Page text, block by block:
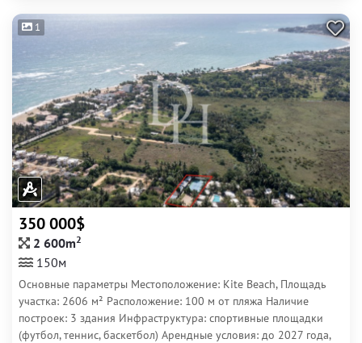
1
350 000$
2 600m2
150м
Основные параметры Местоположение: Kite Beach, Площадь
участка: 2606 м² Расположение: 100 м от пляжа Наличие
построек: 3 здания Инфраструктура: спортивные площадки
(футбол, теннис, баскетбол) Арендные условия: до 2027 года,